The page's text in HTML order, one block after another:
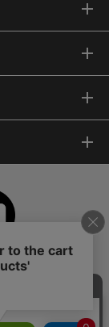
ご利用規約